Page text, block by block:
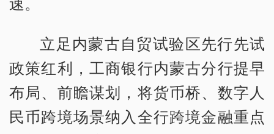
立足内蒙古自贸试验区先行先试
政策红利，工商银行内蒙古分行提早
布局、前瞻谋划，将货币桥、数字人
民币跨境场景纳入全行跨境金融重点